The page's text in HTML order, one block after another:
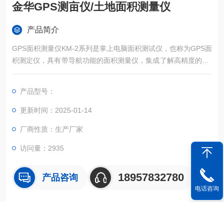
金华GPS测亩仪/土地面积测量仪
产品简介
GPS面积测量仪KM-2系列是掌上电脑面积测试仪，也称为GPS面
积测定仪，具有带导航功能的面积测量仪，集成了解高精度的GP
S定位系统、精确的面积计算方法和智能化的掌上电脑系统，能
产品型号：
更新时间：2025-01-14
厂商性质：生产厂家
访问量：2935
产品咨询 18957832780
电话咨询